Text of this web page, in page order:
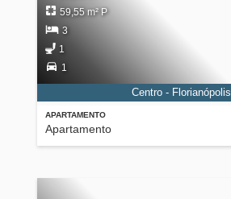
APARTAMENTO
Apartamento
59,55 m² P
3
1
1
Centro - Florianópolis